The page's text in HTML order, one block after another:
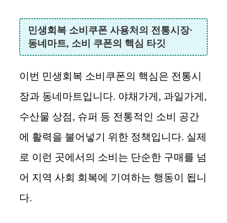
민생회복 소비쿠폰 사용처의 전통시장·
동네마트, 소비 쿠폰의 핵심 타깃
이번 민생회복 소비쿠폰의 핵심은 전통시
장과 동네마트입니다. 야채가게, 과일가게,
수산물 상점, 슈퍼 등 전통적인 소비 공간
에 활력을 불어넣기 위한 정책입니다. 실제
로 이런 곳에서의 소비는 단순한 구매를 넘
어 지역 사회 회복에 기여하는 행동이 됩니
다.